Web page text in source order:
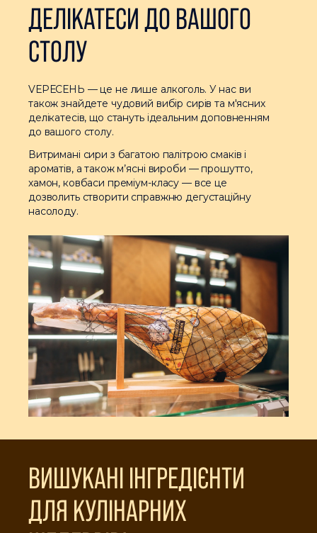
ДЕЛІКАТЕСИ ДО ВАШОГО
СТОЛУ
VЕРЕСЕНЬ — це не лише алкоголь. У нас ви
також знайдете чудовий вибір сирів та м'ясних
делікатесів, що стануть ідеальним доповненням
до вашого столу.
Витримані сири з багатою палітрою смаків і
ароматів, а також м’ясні вироби — прошутто,
хамон, ковбаси преміум-класу — все це
дозволить створити справжню дегустаційну
насолоду.
ВИШУКАНІ ІНГРЕДІЄНТИ
ДЛЯ КУЛІНАРНИХ